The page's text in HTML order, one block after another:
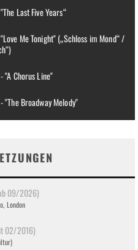
Last Five Years“
Me Tonight" („Schloss im Mond“ /
"A Chorus Line"
"The Broadway Melody"
09/2026)
London
02/2016)